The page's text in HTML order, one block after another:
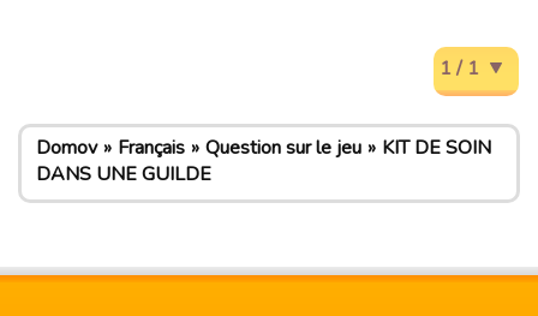
1 / 1
Domov Français Question sur le jeu
KIT DE SOIN
DANS UNE GUILDE